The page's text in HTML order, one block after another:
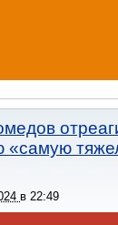
«самую
в 22:49